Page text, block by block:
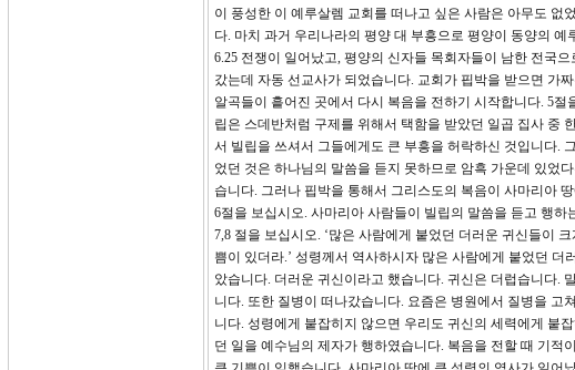
이 풍성한 이 예루살렘 교회를 떠나고 싶은 사람은 아무도 없
다. 마치 과거 우리나라의 평양 대 부흥으로 평양이 동양의
6.25 전쟁이 일어났고, 평양의 신자들 목회자들이 남한 전국
갔는데 자동 선교사가 되었습니다. 교회가 핍박을 받으면 가
알곡들이 흩어진 곳에서 다시 복음을 전하기 시작합니다. 5
립은 스데반처럼 구제를 위해서 택함을 받았던 일곱 집사 중
서 빌립을 쓰셔서 그들에게도 큰 부흥을 허락하신 것입니다.
었던 것은 하나님의 말씀을 듣지 못하므로 암흑 가운데 있었
습니다. 그러나 핍박을 통해서 그리스도의 복음이 사마리아
6절을 보십시오. 사마리아 사람들이 빌립의 말씀을 듣고 행
7,8 절을 보십시오. ‘많은 사람에게 붙었던 더러운 귀신들이
쁨이 있더라.’ 성령께서 역사하시자 많은 사람에게 붙었던
았습니다. 더러운 귀신이라고 했습니다. 귀신은 더럽습니다.
니다. 또한 질병이 떠나갔습니다. 요즘은 병원에서 질병을 고
니다. 성령에게 붙잡히지 않으면 우리도 귀신의 세력에게 붙
던 일을 예수님의 제자가 행하였습니다. 복음을 전할 때 기적